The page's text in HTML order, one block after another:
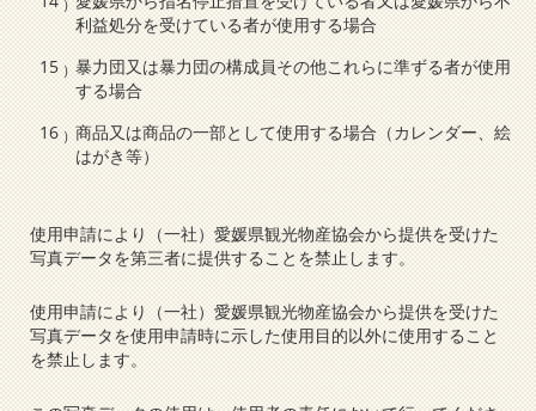
利益処分を受けている者が使用する場合
暴力団又は暴力団の構成員その他これらに準ずる者が使用
する場合
商品又は商品の一部として使用する場合（カレンダー、絵
はがき等）
使用申請により（一社）愛媛県観光物産協会から提供を受けた
写真データを第三者に提供することを禁止します。
使用申請により（一社）愛媛県観光物産協会から提供を受けた
写真データを使用申請時に示した使用目的以外に使用すること
を禁止します。